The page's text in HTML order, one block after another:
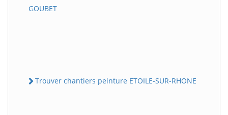
GOUBET
Trouver chantiers peinture ETOILE-SUR-RHONE